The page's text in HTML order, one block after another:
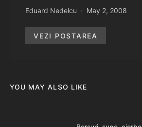
Eduard Nedelcu May 2, 2008
VEZI POSTAREA
YOU MAY ALSO LIKE